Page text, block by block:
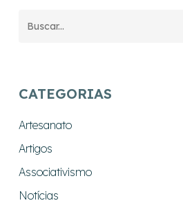
CATEGORIAS
Artesanato
Artigos
Associativismo
Notícias